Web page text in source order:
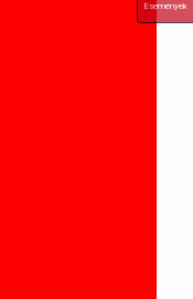
Események